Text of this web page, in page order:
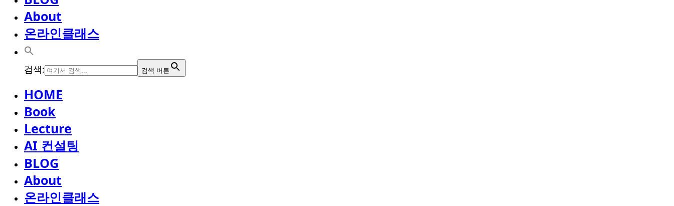
About
온라인클래스
검색: 검색 버튼
HOME
Book
Lecture
AI 컨설팅
BLOG
About
온라인클래스